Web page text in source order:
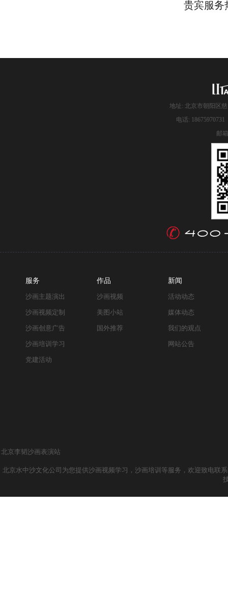
贵宾服务
地址: 北京市朝阳区
电话:
邮
服务
沙画主题演出
沙画视频定制
沙画创意广告
沙画培训学习
党建活动
作品
沙画视频
美图小站
国外推荐
新闻
活动动态
媒体动态
我们的观点
网站公告
北京李韬沙画表演站
北京水中沙文化公司为您提供沙画视频学习，沙画培训等服务，欢迎致电联